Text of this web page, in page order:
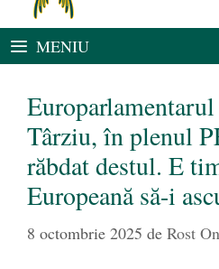
MENIU
Târziu, în plenul
răbdat destul. E
Europeană să-i
8 octombrie 2025 de Rost